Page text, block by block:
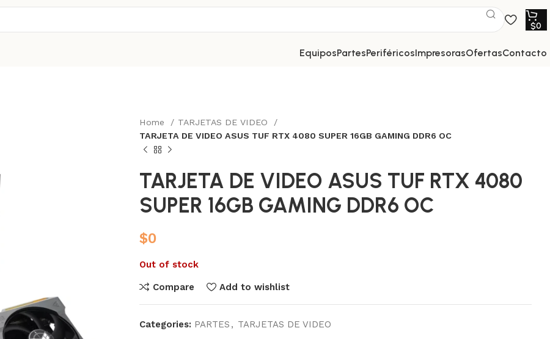
$0
equipos partes periféricos impresoras ofertas contacto
Home
TARJETAS DE VIDEO
TARJETA DE VIDEO ASUS TUF RTX 4080 SUPER 16GB GAMING DDR6 OC
TARJETA DE VIDEO ASUS TUF RTX 4080
SUPER 16GB GAMING DDR6 OC
$0
Out of stock
Compare Add to wishlist
Categories: PARTES , TARJETAS DE VIDEO